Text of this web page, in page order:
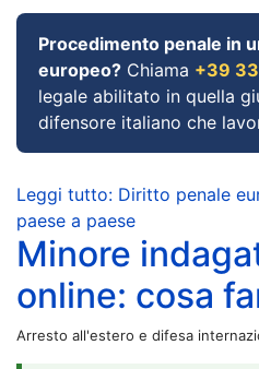
Procedimento penale in
europeo? Chiama +39
legale abilitato in quella
difensore italiano che
Leggi tutto: Diritto penale
paese a paese
Minore
online: cosa
Arresto all'estero e difesa